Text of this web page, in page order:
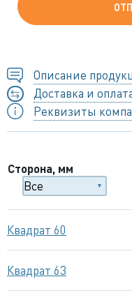
Описание
Доставка и
Реквизиты
Сторона, мм
Квадрат 60
Квадрат 63